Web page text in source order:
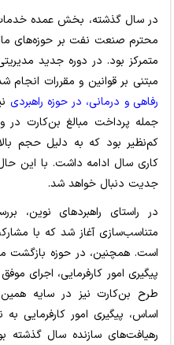
در سال گذشته، بخش عمده
محترم صنعت نفت بر حوزه‌های
متمرکز بود. در دوره جدید
مبتنی بر قوانین و مقررات انجام
رفاهی و درمانی، در حوزه راهبردی
جمله پرداخت مبالغ بن­‌کارت در
کم‌نظیر بود که به دلیل حجم
کاری سال ادامه داشت. با این
جدیت دنبال خواهد شد.
در راستای راهبردهای نوین،
متناسب‌سازی آغاز شد که با
است. همچنین، در حوزه بازگشت
پیگیری امور کارفرمایی، اجرای
طرح بن‌کارت نیز در سایه
اساس، پیگیری امور کارفرمایی
رهیافت‌های سازنده سال گذشته